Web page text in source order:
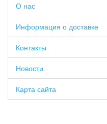
О нас
Информация о доставке
Контакты
Новости
Карта сайта